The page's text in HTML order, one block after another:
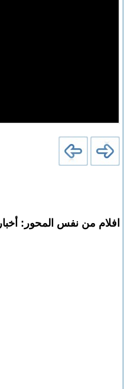
افلام من نفس المحور: